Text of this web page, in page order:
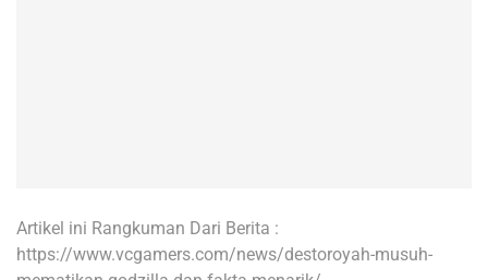
Artikel ini Rangkuman Dari Berita :
https://www.vcgamers.com/news/destoroyah-musuh-